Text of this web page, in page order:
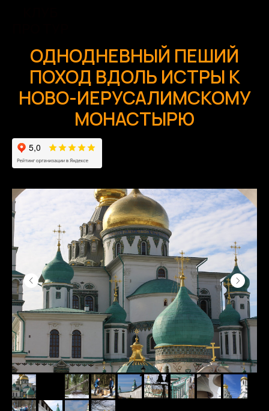
ОДНОДНЕВНЫЙ ПЕШИЙ
ПОХОД ВДОЛЬ ИСТРЫ К
НОВО-ИЕРУСАЛИМСКОМУ
МОНАСТЫРЮ